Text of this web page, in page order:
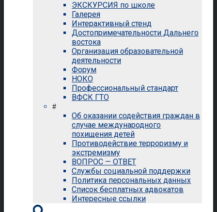
ЭКСКУРСИЯ по школе
Галерея
Интерактивный стенд
Достопримечательности Дальнего
востока
Организация образовательной
деятельности
Форум
НОКО
Профессиональный стандарт
ВФСК ГТО
#
Об оказании содействия граждан в
случае международного
похищения детей
Противодействие терроризму и
экстремизму
ВОПРОС — ОТВЕТ
Службы социальной поддержки
Политика персональных данных
Список бесплатных адвокатов
Интересные ссылки